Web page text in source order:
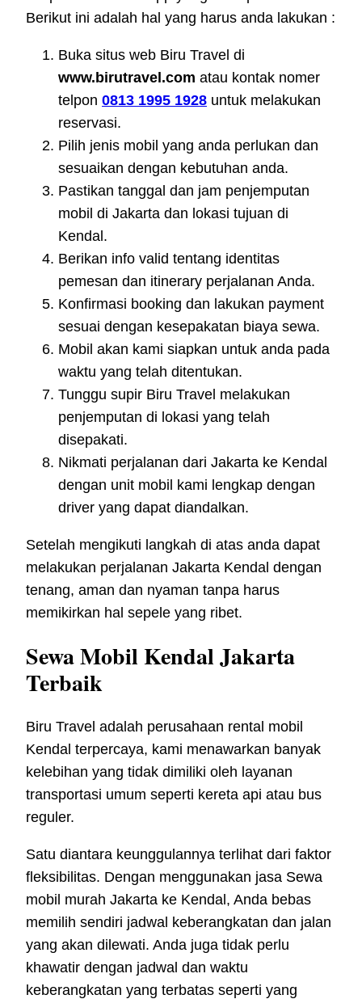
Berikut ini adalah hal yang harus anda lakukan :
Buka situs web Biru Travel di
www.birutravel.com atau kontak nomer
telpon 0813 1995 1928 untuk melakukan
reservasi.
Pilih jenis mobil yang anda perlukan dan
sesuaikan dengan kebutuhan anda.
Pastikan tanggal dan jam penjemputan
mobil di Jakarta dan lokasi tujuan di
Kendal.
Berikan info valid tentang identitas
pemesan dan itinerary perjalanan Anda.
Konfirmasi booking dan lakukan payment
sesuai dengan kesepakatan biaya sewa.
Mobil akan kami siapkan untuk anda pada
waktu yang telah ditentukan.
Tunggu supir Biru Travel melakukan
penjemputan di lokasi yang telah
disepakati.
Nikmati perjalanan dari Jakarta ke Kendal
dengan unit mobil kami lengkap dengan
driver yang dapat diandalkan.
Setelah mengikuti langkah di atas anda dapat
melakukan perjalanan Jakarta Kendal dengan
tenang, aman dan nyaman tanpa harus
memikirkan hal sepele yang ribet.
Sewa Mobil Kendal Jakarta
Terbaik
Biru Travel adalah perusahaan rental mobil
Kendal terpercaya, kami menawarkan banyak
kelebihan yang tidak dimiliki oleh layanan
transportasi umum seperti kereta api atau bus
reguler.
Satu diantara keunggulannya terlihat dari faktor
fleksibilitas. Dengan menggunakan jasa Sewa
mobil murah Jakarta ke Kendal, Anda bebas
memilih sendiri jadwal keberangkatan dan jalan
yang akan dilewati. Anda juga tidak perlu
khawatir dengan jadwal dan waktu
keberangkatan yang terbatas seperti yang